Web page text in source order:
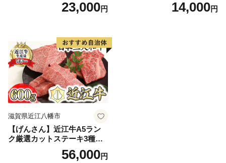
23,000円 14,000円
滋賀県近江八幡市
【げんさん】近江牛A5ラン
ク厳選カットステーキ3種【6
00g】【DG03W】（国産牛
和牛 ブランド牛 ブランド
56,000円